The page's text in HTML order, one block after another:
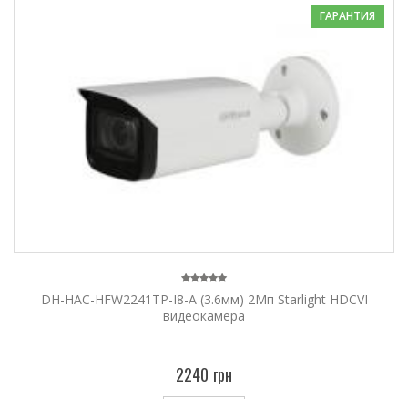
ГАРАНТИЯ
DH-HAC-HFW2241TP-I8-A (3.6мм) 2Мп Starlight HDCVI
видеокамера
2240 грн